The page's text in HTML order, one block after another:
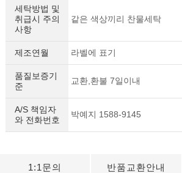
세탁방법 및
취급시 주의
사항
같은 색상끼리 찬물세탁
제조연월 라벨에 표기
품질보증기
준
교환,환불 7일이내
A/S 책임자
와 전화번호
박예지 1588-9145
1:1문의 반품교환안내